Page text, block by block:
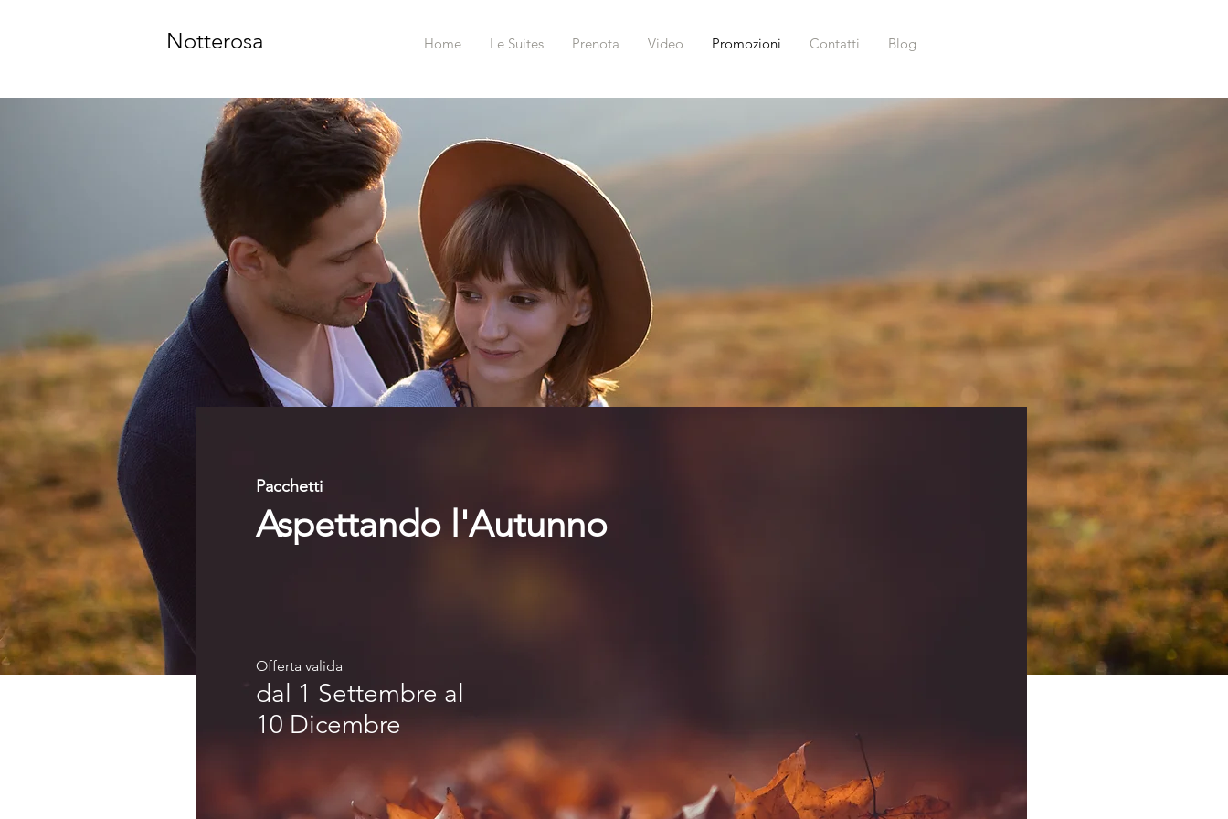
Notterosa Home Le Suites Prenota Video Promozioni Contatti Blog
Pacchetti
Aspettando l'Autunno
Offerta valida
dal 1 Settembre al
10 Dicembre